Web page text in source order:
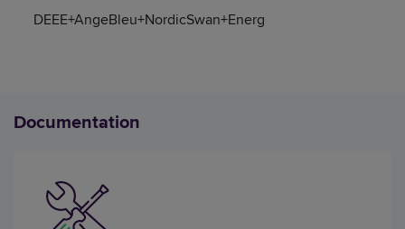
DEEE+AngeBleu+NordicSwan+Energ
Documentation